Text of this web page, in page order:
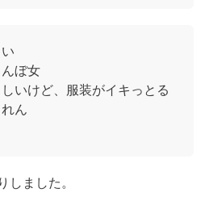
ぼ女
いけど、服装がイキっとる
ん
ました。